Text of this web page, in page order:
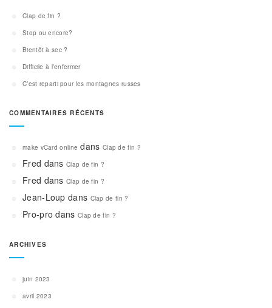
Clap de fin ?
Stop ou encore?
Bientôt à sec ?
Difficile à l’enfermer
C’est reparti pour les montagnes russes
COMMENTAIRES RÉCENTS
make vCard online dans Clap de fin ?
Fred dansClap de fin ?
Fred dansClap de fin ?
Jean-Loup dans Clap de fin ?
Pro-pro dans Clap de fin ?
ARCHIVES
juin 2023
avril 2023